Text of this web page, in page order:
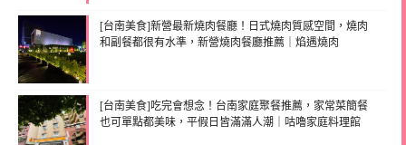
[台南美食]新營最新燒肉餐廳！日式燒肉質感空間，燒肉
和副餐都很有水準，新營燒肉餐廳推薦｜焰遇燒肉
[台南美食]吃完會想念！台南家庭聚餐推薦，家常菜簡餐
也可單點都美味，平假日皆滿滿人潮｜咕嚕家庭料理館